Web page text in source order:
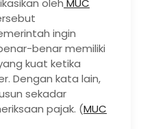
ingin
benar memiliki
kuat ketika
Dengan kata lain,
sekadar
pajak. (MUC